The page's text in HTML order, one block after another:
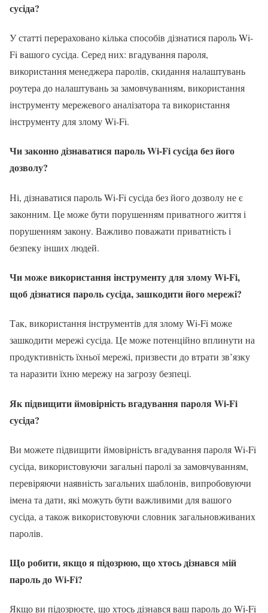
сусіда?
У статті перераховано кілька способів дізнатися пароль Wi-
Fi вашого сусіда. Серед них: вгадування пароля,
використання менеджера паролів, скидання налаштувань
роутера до налаштувань за замовчуванням, використання
інструменту мережевого аналізатора та використання
інструменту для злому Wi-Fi.
Чи законно дізнаватися пароль Wi-Fi сусіда без його
дозволу?
Ні, дізнаватися пароль Wi-Fi сусіда без його дозволу не є
законним. Це може бути порушенням приватного життя і
порушенням закону. Важливо поважати приватність і
безпеку інших людей.
Чи може використання інструменту для злому Wi-Fi,
щоб дізнатися пароль сусіда, зашкодити його мережі?
Так, використання інструментів для злому Wi-Fi може
зашкодити мережі сусіда. Це може потенційно вплинути на
продуктивність їхньої мережі, призвести до втрати зв’язку
та наразити їхню мережу на загрозу безпеці.
Як підвищити ймовірність вгадування пароля Wi-Fi
сусіда?
Ви можете підвищити ймовірність вгадування пароля Wi-Fi
сусіда, використовуючи загальні паролі за замовчуванням,
перевіряючи наявність загальних шаблонів, випробовуючи
імена та дати, які можуть бути важливими для вашого
сусіда, а також використовуючи словник загальновживаних
паролів.
Що робити, якщо я підозрюю, що хтось дізнався мій
пароль до Wi-Fi?
Якщо ви підозрюєте, що хтось дізнався ваш пароль до Wi-Fi